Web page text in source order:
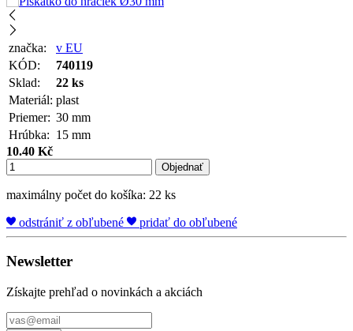
značka:
v EU
KÓD:
740119
Sklad:
22 ks
Materiál: plast
Priemer: 30 mm
Hrúbka: 15 mm
10.40 Kč
Objednať
maximálny počet do košíka: 22 ks
odstrániť z obľubené pridať do obľubené
Newsletter
Získajte prehľad o novinkách a akciách